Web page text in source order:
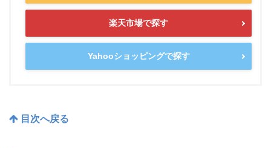
楽天市場で探す
Yahooショッピングで探す
目次へ戻る